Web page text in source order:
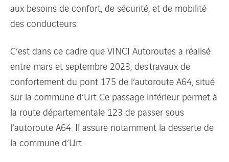
aux besoins de confort, de sécurité, et de mobilité
des conducteurs.
C’est dans ce cadre que VINCI Autoroutes a réalisé
entre mars et septembre 2023, des travaux de
confortement du pont 175 de l’autoroute A64, situé
sur la commune d’Urt. Ce passage inférieur permet à
la route départementale 123 de passer sous
l’autoroute A64. Il assure notamment la desserte de
la commune d’Urt.